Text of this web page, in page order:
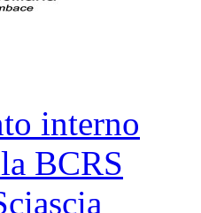
interno
BCRS